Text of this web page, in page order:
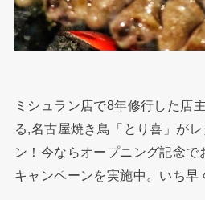
ミシュラン店で8年修行した店
る,名古屋焼き鳥「とり喜」が
ン！今ならオープニング記念で
キャンペーンを実施中。いち早